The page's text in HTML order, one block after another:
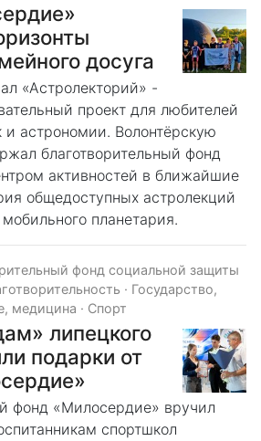
досуга
«Астролекторий» -
проект для любителей
и астрономии. Волонтёрскую
благотворительный фонд
активностей в ближайшие
общедоступных астролекций
планетария.
фонд социальной защиты
· Государство,
медицина · Спорт
липецкого
подарки от
фонд «Милосердие» вручил
спортшкол